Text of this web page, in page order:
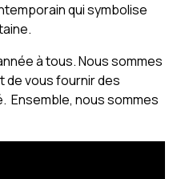
qui symbolise
à tous. Nous sommes
de vous fournir des
Ensemble, nous sommes